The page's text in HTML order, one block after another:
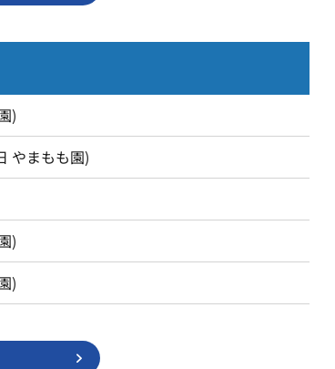
)
やまもも園)
)
)